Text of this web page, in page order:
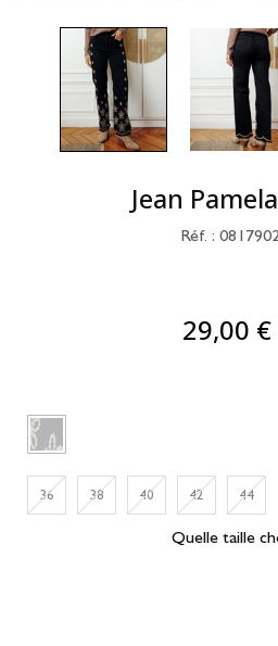
Jean
Réf. :
29,00 €
36 38 40 42 44
Quelle taille